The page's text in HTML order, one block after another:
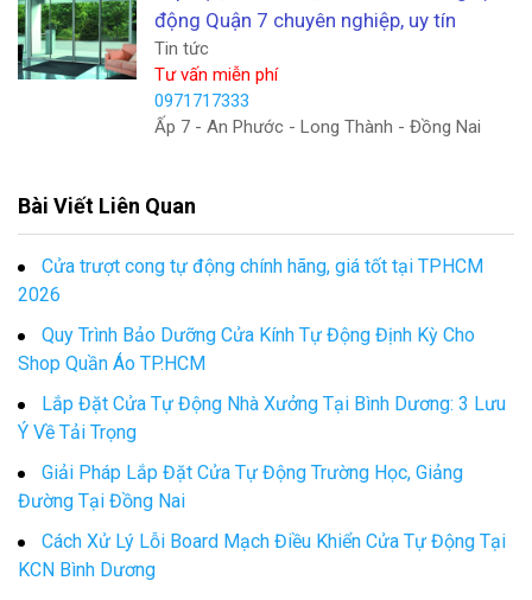
động Quận 7 chuyên nghiệp, uy tín
Tin tức
Tư vấn miễn phí
0971717333
Ấp 7 - An Phước - Long Thành - Đồng Nai
Bài Viết Liên Quan
Cửa trượt cong tự động chính hãng, giá tốt tại TPHCM
2026
Quy Trình Bảo Dưỡng Cửa Kính Tự Động Định Kỳ Cho
Shop Quần Áo TP.HCM
Lắp Đặt Cửa Tự Động Nhà Xưởng Tại Bình Dương: 3 Lưu
Ý Về Tải Trọng
Giải Pháp Lắp Đặt Cửa Tự Động Trường Học, Giảng
Đường Tại Đồng Nai
Cách Xử Lý Lỗi Board Mạch Điều Khiển Cửa Tự Động Tại
KCN Bình Dương